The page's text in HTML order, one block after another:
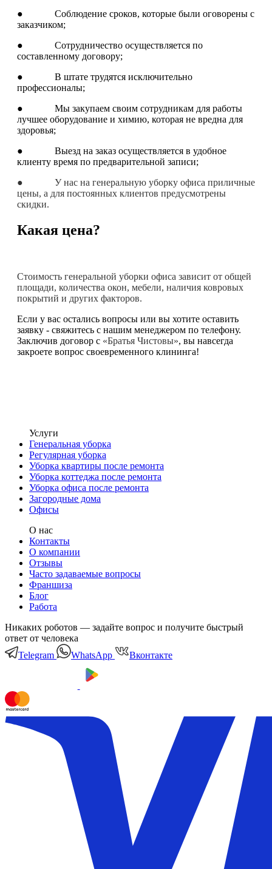
● Соблюдение сроков, которые были оговорены с
заказчиком;
● Сотрудничество осуществляется по
составленному договору;
● В штате трудятся исключительно
профессионалы;
● Мы закупаем своим сотрудникам для работы
лучшее оборудование и химию, которая не вредна для
здоровья;
● Выезд на заказ осуществляется в удобное
клиенту время по предварительной записи;
● У нас на генеральную уборку офиса приличные
цены, а для постоянных клиентов предусмотрены
скидки.
Какая цена?
Стоимость генеральной уборки офиса зависит от общей
площади, количества окон, мебели, наличия ковровых
покрытий и других факторов.
Если у вас остались вопросы или вы хотите оставить
заявку - свяжитесь с нашим менеджером по телефону.
Заключив договор с «Братья Чистовы», вы навсегда
закроете вопрос своевременного клининга!
Услуги
Генеральная уборка
Регулярная уборка
Уборка квартиры после ремонта
Уборка коттеджа после ремонта
Уборка офиса после ремонта
Загородные дома
Офисы
О нас
Контакты
О компании
Отзывы
Часто задаваемые вопросы
Франшиза
Блог
Работа
Никаких роботов — задайте вопрос и получите быстрый
ответ от человека
Telegram
WhatsApp Вконтакте